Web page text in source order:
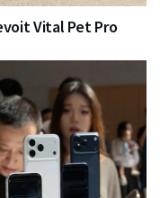
Vital Pet Pro